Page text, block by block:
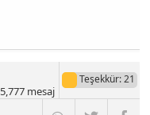
Teşekkür: 21
5,777mesaj